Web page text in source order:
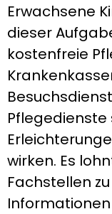
Erwachsene
dieser
kostenfreie
Pflegedienste
wirken. Es
Fachstellen